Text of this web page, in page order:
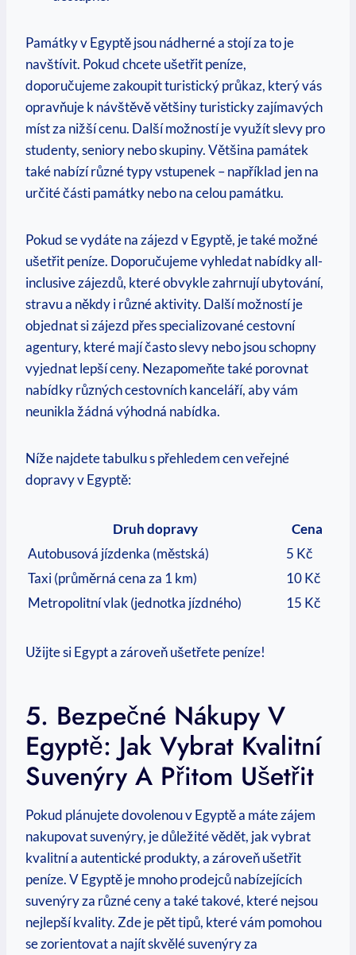
Památky​ v⁢ Egyptě jsou nádherné a⁣ stojí za ‌to je
navštívit. ​Pokud chcete​ ušetřit​ peníze,
doporučujeme zakoupit turistický ​průkaz,⁣ který vás⁢
opravňuje ⁣k ⁣návštěvě většiny turisticky ‍zajímavých
míst za ⁤nižší cenu. Další možností je využít slevy pro
studenty, ⁢seniory nebo⁢ skupiny. Většina památek
také nabízí různé typy vstupenek – například jen na
určité části památky nebo na celou památku.
Pokud se vydáte ⁣na ‌zájezd ‌v ‍Egyptě,‍ je také možné
ušetřit peníze. Doporučujeme vyhledat nabídky all-
inclusive zájezdů, které obvykle zahrnují ubytování,
⁢stravu a někdy⁢ i ⁤různé aktivity. ⁤Další možností je
‍objednat si zájezd‍ přes ⁣specializované ⁤cestovní
agentury, které ‌mají často slevy nebo jsou schopny
vyjednat‌ lepší​ ceny. Nezapomeňte také porovnat
‍nabídky různých cestovních kanceláří, aby vám⁢
neunikla ‌žádná výhodná nabídka.
Níže najdete tabulku s přehledem cen veřejné
dopravy ‍v Egyptě:
Druh dopravy
Cena
Autobusová jízdenka​ (městská)
5 Kč
Taxi (průměrná cena za 1 km)
10 Kč
Metropolitní vlak (jednotka jízdného)
15 Kč
Užijte si Egypt a zároveň ušetřete peníze!
5.⁢ Bezpečné Nákupy V
Egyptě: Jak‌ Vybrat​ Kvalitní
⁢suvenýry A ⁣přitom Ušetřit
Pokud⁤ plánujete dovolenou‌ v Egyptě​ a⁣ máte zájem
nakupovat suvenýry, je důležité vědět, jak vybrat​
kvalitní a autentické produkty, a zároveň ušetřit
peníze. ⁣V Egyptě je‌ mnoho prodejců nabízejících
suvenýry za různé ceny‌ a ⁣také takové, které nejsou
nejlepší ​kvality. ⁢Zde ‌je pět tipů, které vám ​pomohou
se⁢ zorientovat a najít skvělé suvenýry ​za